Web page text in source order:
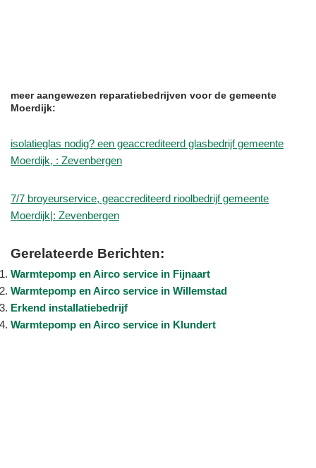
meer aangewezen reparatiebedrijven voor de gemeente
Moerdijk:
isolatieglas nodig? een geaccrediteerd glasbedrijf gemeente
Moerdijk, : Zevenbergen
7/7 broyeurservice, geaccrediteerd rioolbedrijf gemeente
Moerdijk|: Zevenbergen
Gerelateerde Berichten:
Warmtepomp en Airco service in Fijnaart
Warmtepomp en Airco service in Willemstad
Erkend installatiebedrijf
Warmtepomp en Airco service in Klundert